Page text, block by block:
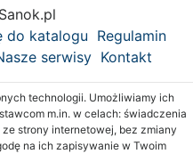
do katalogu Regulamin
serwisy Kontakt
technologii. Umożliwiamy ich
m.in. w celach: świadczenia
strony internetowej, bez zmiany
na ich zapisywanie w Twoim